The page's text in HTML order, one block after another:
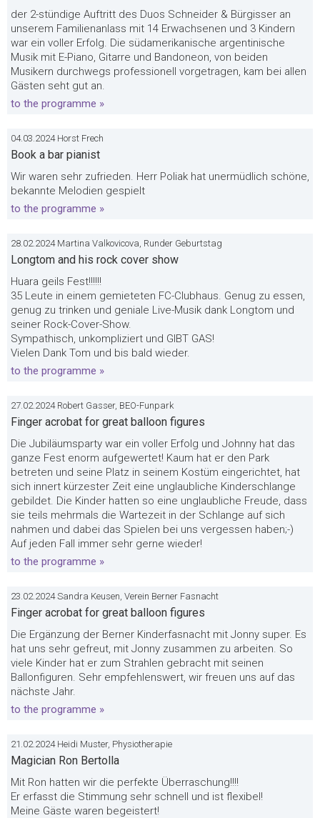
der 2-stündige Auftritt des Duos Schneider & Bürgisser an
unserem Familienanlass mit 14 Erwachsenen und 3 Kindern
war ein voller Erfolg. Die südamerikanische argentinische
Musik mit E-Piano, Gitarre und Bandoneon, von beiden
Musikern durchwegs professionell vorgetragen, kam bei allen
Gästen seht gut an.
to the programme »
04.03.2024 Horst Frech
Book a bar pianist
Wir waren sehr zufrieden. Herr Poliak hat unermüdlich schöne,
bekannte Melodien gespielt
to the programme »
28.02.2024 Martina Valkovicova, Runder Geburtstag
Longtom and his rock cover show
Huara geils Fest!!!!!!
35 Leute in einem gemieteten FC-Clubhaus. Genug zu essen,
genug zu trinken und geniale Live-Musik dank Longtom und
seiner Rock-Cover-Show.
Sympathisch, unkompliziert und GIBT GAS!
Vielen Dank Tom und bis bald wieder.
to the programme »
27.02.2024 Robert Gasser, BEO-Funpark
Finger acrobat for great balloon figures
Die Jubiläumsparty war ein voller Erfolg und Johnny hat das
ganze Fest enorm aufgewertet! Kaum hat er den Park
betreten und seine Platz in seinem Kostüm eingerichtet, hat
sich innert kürzester Zeit eine unglaubliche Kinderschlange
gebildet. Die Kinder hatten so eine unglaubliche Freude, dass
sie teils mehrmals die Wartezeit in der Schlange auf sich
nahmen und dabei das Spielen bei uns vergessen haben;-)
Auf jeden Fall immer sehr gerne wieder!
to the programme »
23.02.2024 Sandra Keusen, Verein Berner Fasnacht
Finger acrobat for great balloon figures
Die Ergänzung der Berner Kinderfasnacht mit Jonny super. Es
hat uns sehr gefreut, mit Jonny zusammen zu arbeiten. So
viele Kinder hat er zum Strahlen gebracht mit seinen
Ballonfiguren. Sehr empfehlenswert, wir freuen uns auf das
nächste Jahr.
to the programme »
21.02.2024 Heidi Muster, Physiotherapie
Magician Ron Bertolla
Mit Ron hatten wir die perfekte Überraschung!!!!
Er erfasst die Stimmung sehr schnell und ist flexibel!
Meine Gäste waren begeistert!